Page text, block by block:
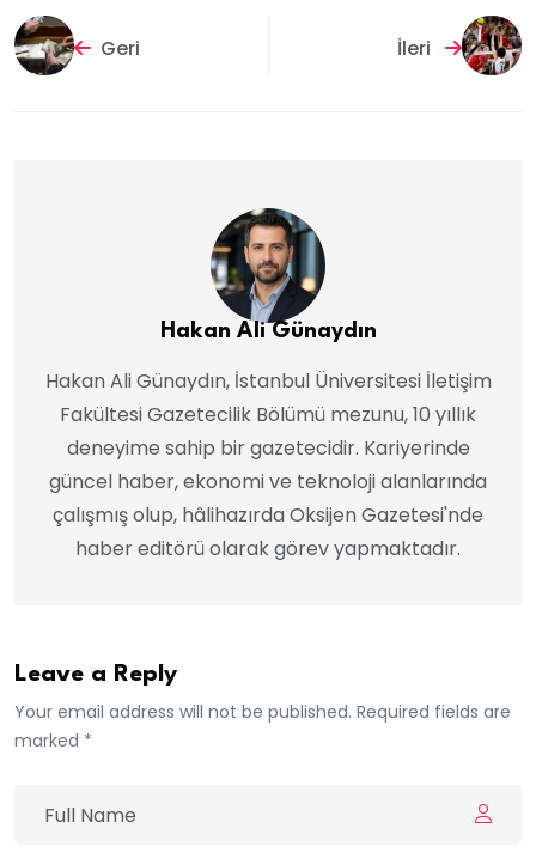
Geri İleri
Hakan Ali Günaydın
Hakan Ali Günaydın, İstanbul Üniversitesi İletişim
Fakültesi Gazetecilik Bölümü mezunu, 10 yıllık
deneyime sahip bir gazetecidir. Kariyerinde
güncel haber, ekonomi ve teknoloji alanlarında
çalışmış olup, hâlihazırda Oksijen Gazetesi'nde
haber editörü olarak görev yapmaktadır.
Leave a Reply
Your email address will not be published. Required fields are
marked *